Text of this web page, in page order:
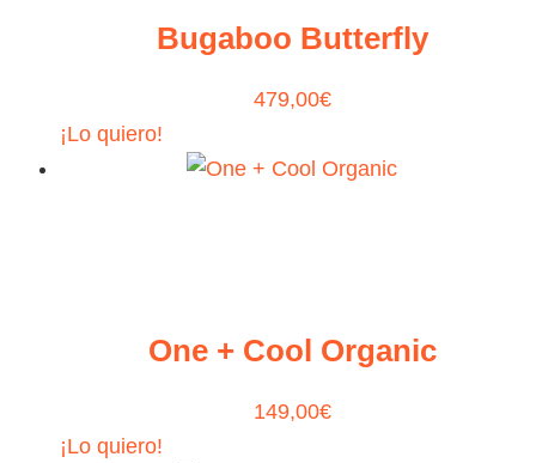
Bugaboo Butterfly
479,00€
¡Lo quiero!
One + Cool Organic
149,00€
¡Lo quiero!